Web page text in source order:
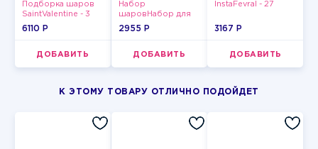
Подборка шаров
SaintValentine - 3
6110 P
ДОБАВИТЬ
Набор
шаровНабор для
мужчин-14
2955 P
ДОБАВИТЬ
InstaFevral - 27
3167 P
ДОБАВИТЬ
К ЭТОМУ ТОВАРУ ОТЛИЧНО ПОДОЙДЕТ